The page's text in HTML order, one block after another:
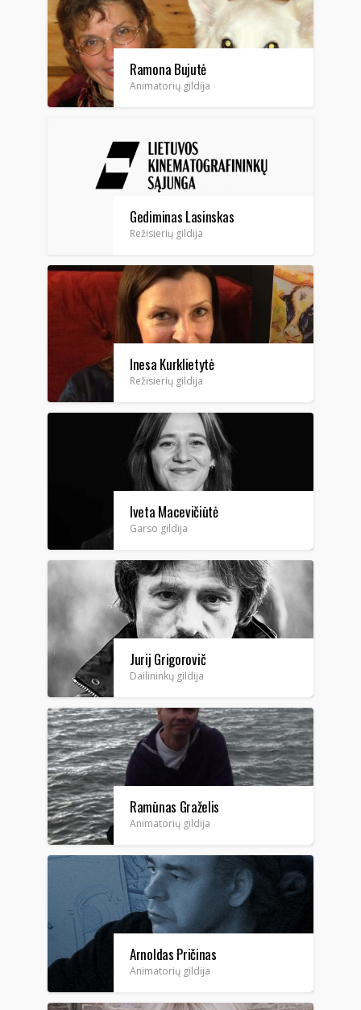
Ramona Bujutė
Animatorių gildija
Gediminas Lasinskas
Režisierių gildija
Inesa Kurklietytė
Režisierių gildija
Iveta Macevičiūtė
Garso gildija
Jurij Grigorovič
Dailininkų gildija
Ramūnas Graželis
Animatorių gildija
Arnoldas Pričinas
Animatorių gildija